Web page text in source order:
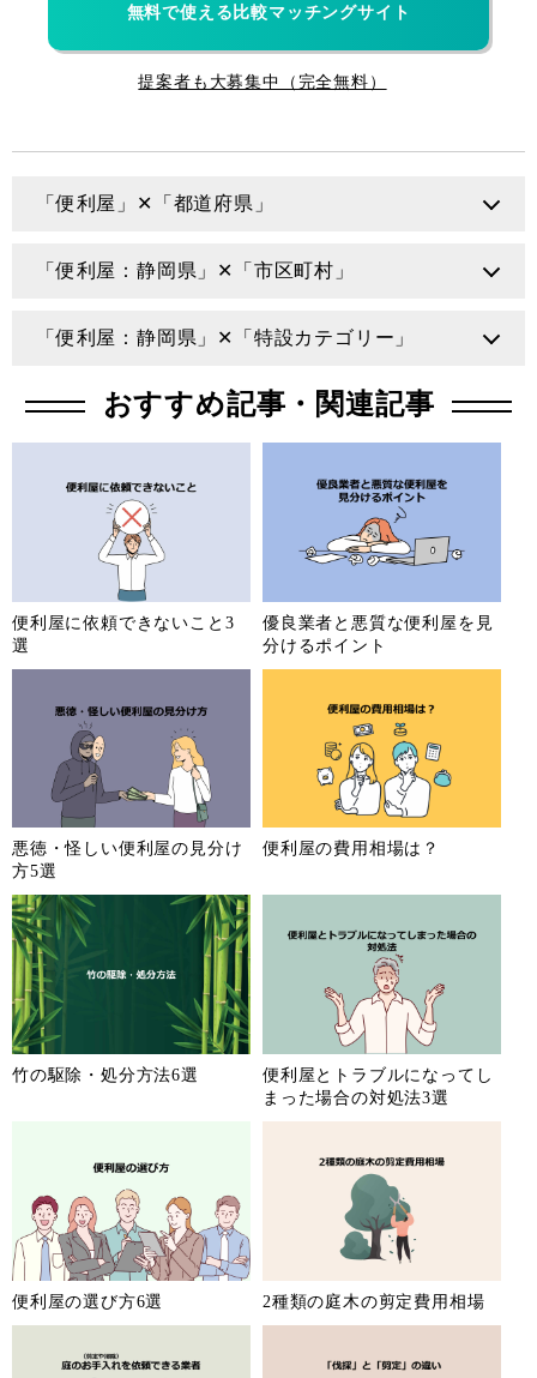
無料で使える比較マッチングサイト
提案者も大募集中（完全無料）
「便利屋」✕「都道府県」
東京都 神奈川県 新潟県 富山県
大阪府 兵庫県
奈良県 和歌山県 鳥取県 島根県
岡山県 広島県 山口県 徳島県
香川県 愛媛県 福岡県
佐賀県 長崎県 熊本県 大分県
宮崎県 鹿児島県 沖縄県
「便利屋：静岡県」✕「市区町村」
「便利屋：静岡県」✕「特設カテゴリー」
片付け
お墓参
り・掃除
DIY
おすすめ記事・関連記事
便利屋に依頼できないこと3
選
優良業者と悪質な便利屋を見
分けるポイント
悪徳・怪しい便利屋の見分け
方5選
便利屋の費用相場は？
竹の駆除・処分方法6選
便利屋とトラブルになってし
まった場合の対処法3選
便利屋の選び方6選 2種類の庭木の剪定費用相場